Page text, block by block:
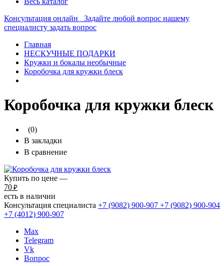
Консультация онлайн
Задайте любой вопрос нашему
специалисту задать вопрос
Главная
НЕСКУЧНЫЕ ПОДАРКИ
Кружки и бокалы необычные
Коробочка для кружки блеск
Коробочка для кружки блеск
(0)
В закладки
В сравнение
Купить по цене —
70 ₽
есть в наличии
Консультация специалиста +7 (9082) 900-907 +7 (9082) 900-904
+7 (4012) 900-907
Max
Telegram
Vk
Вопрос